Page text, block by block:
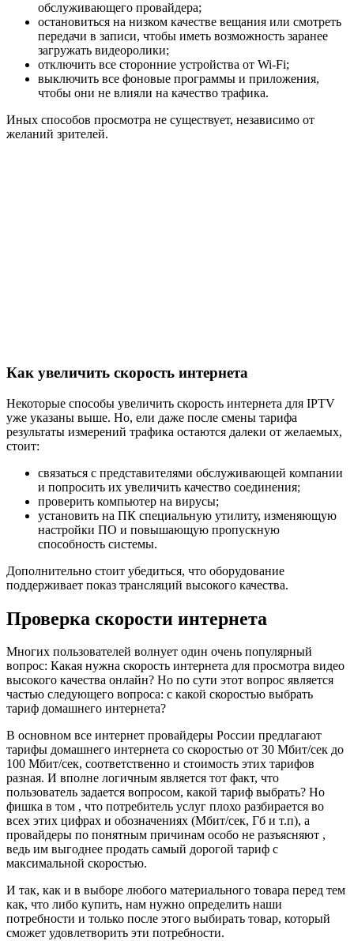
обслуживающего провайдера;
остановиться на низком качестве вещания или смотреть
передачи в записи, чтобы иметь возможность заранее
загружать видеоролики;
отключить все сторонние устройства от Wi-Fi;
выключить все фоновые программы и приложения,
чтобы они не влияли на качество трафика.
Иных способов просмотра не существует, независимо от
желаний зрителей.
Как увеличить скорость интернета
Некоторые способы увеличить скорость интернета для IPTV
уже указаны выше. Но, ели даже после смены тарифа
результаты измерений трафика остаются далеки от желаемых,
стоит:
связаться с представителями обслуживающей компании
и попросить их увеличить качество соединения;
проверить компьютер на вирусы;
установить на ПК специальную утилиту, изменяющую
настройки ПО и повышающую пропускную
способность системы.
Дополнительно стоит убедиться, что оборудование
поддерживает показ трансляций высокого качества.
Проверка скорости интернета
Многих пользователей волнует один очень популярный
вопрос: Какая нужна скорость интернета для просмотра видео
высокого качества онлайн? Но по сути этот вопрос является
частью следующего вопроса: с какой скоростью выбрать
тариф домашнего интернета?
В основном все интернет провайдеры России предлагают
тарифы домашнего интернета со скоростью от 30 Мбит/сек до
100 Мбит/сек, соответственно и стоимость этих тарифов
разная. И вполне логичным является тот факт, что
пользователь задается вопросом, какой тариф выбрать? Но
фишка в том , что потребитель услуг плохо разбирается во
всех этих цифрах и обозначениях (Мбит/сек, Гб и т.п), а
провайдеры по понятным причинам особо не разъясняют ,
ведь им выгоднее продать самый дорогой тариф с
максимальной скоростью.
И так, как и в выборе любого материального товара перед тем
как, что либо купить, нам нужно определить наши
потребности и только после этого выбирать товар, который
сможет удовлетворить эти потребности.